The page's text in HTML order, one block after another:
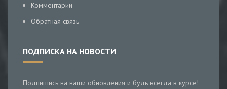
Комментарии
Обратная связь
ПОДПИСКА НА НОВОСТИ
Подпишись на наши обновления и будь всегда в курсе!